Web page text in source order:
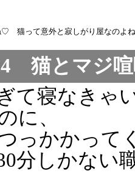
♡ 猫って意外と寂しがり屋なのよ
猫とマジ
て寝なきゃ
に、
っかかって
分しかない